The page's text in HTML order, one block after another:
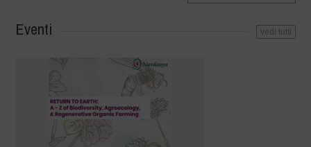
Eventi vedi tutti